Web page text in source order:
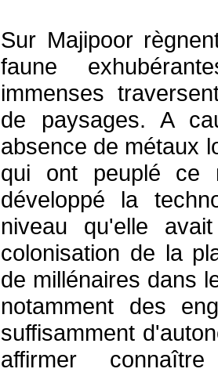
Sur Majipoor
faune
immenses
de paysages. A
absence de métaux
qui ont peuplé ce
développé la
niveau qu'elle
colonisation de la
de millénaires dans
notamment des
suffisamment
affirmer